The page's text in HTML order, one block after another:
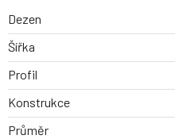
Dezen
Šířka
Profil
Konstrukce
Průměr